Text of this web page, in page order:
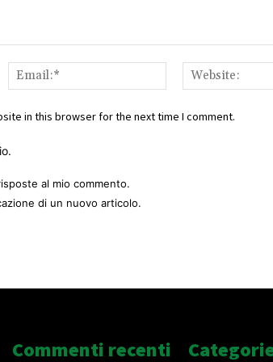
Email:*
in this browser for the next time I comment.
al mio commento.
di un nuovo articolo.
Commenti recenti